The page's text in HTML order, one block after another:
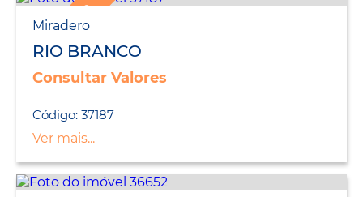
LANÇAMENTO
Miradero
RIO BRANCO
Consultar Valores
Código: 37187
Ver mais...